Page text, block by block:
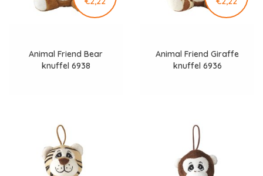
Animal Friend Bear
knuffel 6938
Animal Friend Giraffe
knuffel 6936